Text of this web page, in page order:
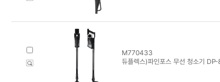
M770433
듀플렉스)파인포스 무선 청소기